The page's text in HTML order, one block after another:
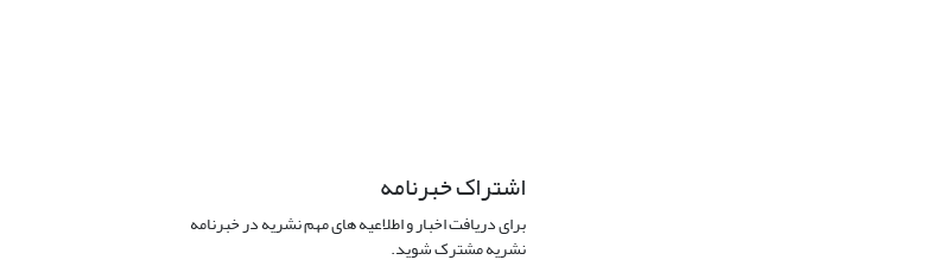
اشتراک خبرنامه
برای دریافت اخبار و اطلاعیه های مهم نشریه در خبرنامه
نشریه مشترک شوید.